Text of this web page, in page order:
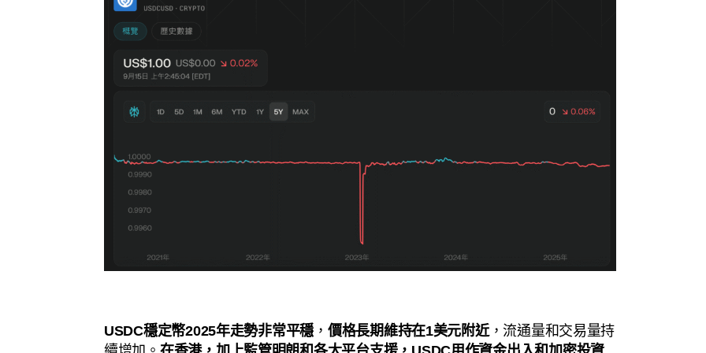
USDC穩定幣2025年走勢非常平穩 ， 價格長期維持在1美元附近，流通量和交易量持